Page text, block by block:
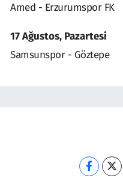
Amed - Erzurumspor FK
17 Ağustos, Pazartesi
Samsunspor - Göztepe